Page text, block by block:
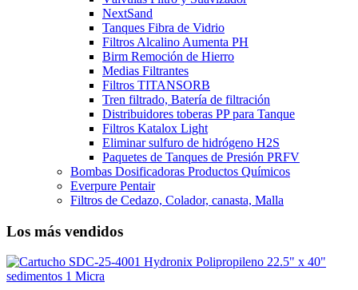
NextSand
Tanques Fibra de Vidrio
Filtros Alcalino Aumenta PH
Birm Remoción de Hierro
Medias Filtrantes
Filtros TITANSORB
Tren filtrado, Batería de filtración
Distribuidores toberas PP para Tanque
Filtros Katalox Light
Eliminar sulfuro de hidrógeno H2S
Paquetes de Tanques de Presión PRFV
Bombas Dosificadoras Productos Químicos
Everpure Pentair
Filtros de Cedazo, Colador, canasta, Malla
Los más vendidos